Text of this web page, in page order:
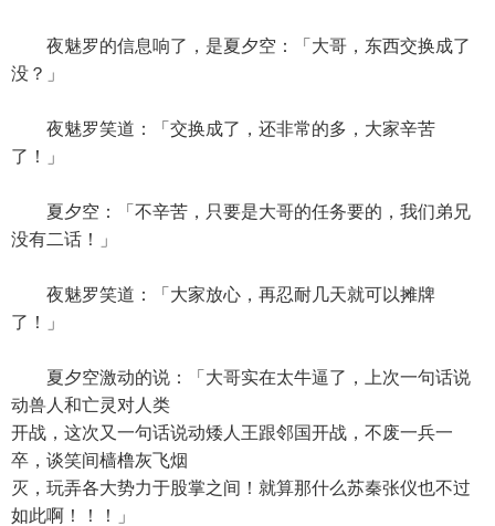
夜魅罗的信息响了，是夏夕空：「大哥，东西交换成了
没？」
夜魅罗笑道：「交换成了，还非常的多，大家辛苦
了！」
夏夕空：「不辛苦，只要是大哥的任务要的，我们弟兄
没有二话！」
夜魅罗笑道：「大家放心，再忍耐几天就可以摊牌
了！」
夏夕空激动的说：「大哥实在太牛逼了，上次一句话说
动兽人和亡灵对人类
开战，这次又一句话说动矮人王跟邻国开战，不废一兵一
卒，谈笑间樯橹灰飞烟
灭，玩弄各大势力于股掌之间！就算那什么苏秦张仪也不过
如此啊！！！」